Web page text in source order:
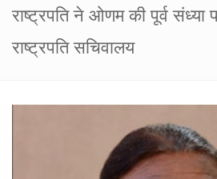
राष्ट्रपति ने ओणम की पूर्व संध्या
राष्ट्रपति सचिवालय